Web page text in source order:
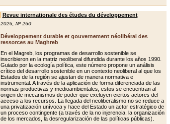
Revue internationale des études du développement
2026, Nº 260
Développement durable et gouvernement néolibéral des
ressorces au Maghreb
En el Magreb, los programas de desarrollo sostenible se
inscribieron en la matriz neoliberal difundida durante los años 1990.
Guiado por la ecología política, este número propone un análisis
crítico del desarrollo sostenible en un contexto neoliberal al que los
Estados de la región se ajustan de manera normativa e
instrumental. A través de la aplicación de forma diferenciada de las
normas productivas y medioambientales, estos se encuentran al
origen de mecanismos de poder que excluyen ciertos actores del
acceso a los recursos. La llegada del neoliberalismo no se reduce a
una privatización unívoca y hace del Estado un actor estratégico de
un proceso contingente (a través de la no injerencia, la organización
de los mercados, la desregularización de las políticas públicas).